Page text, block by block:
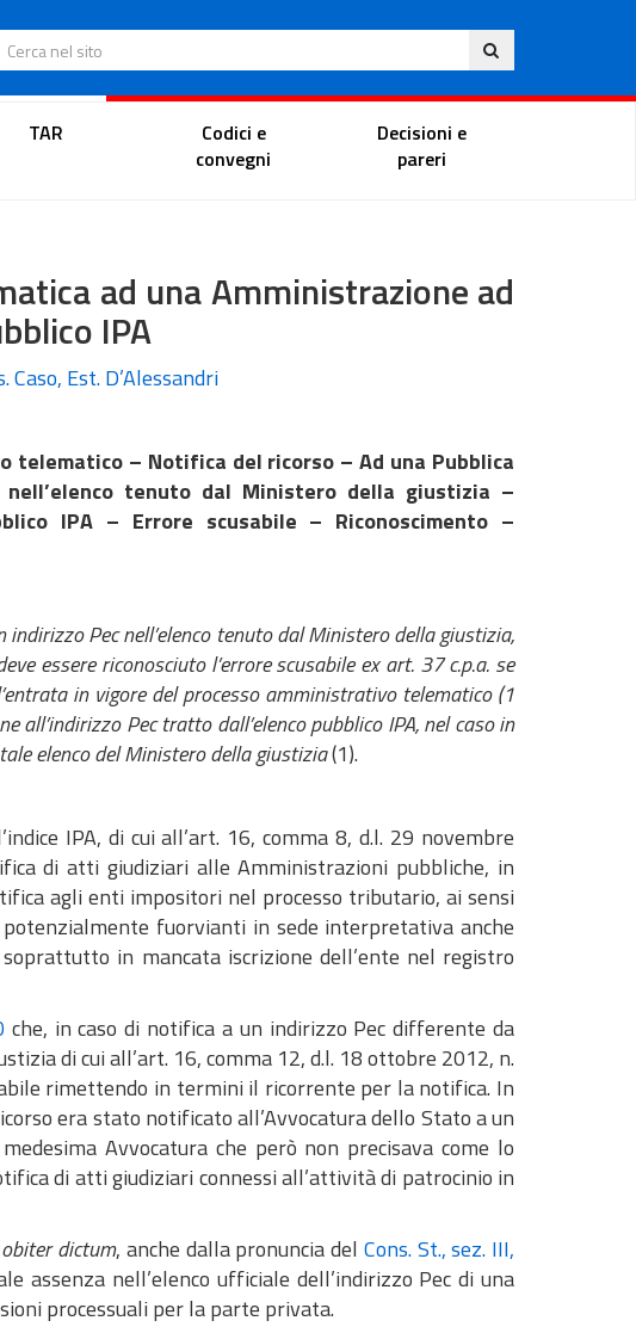
Ita
Cerca nel sito
Portale del magistrato
TAR
Codici e
convegni
Decisioni e
pareri
ad una Amministrazione ad
IPA
Est. D’Alessandri
telematico – Notifica del ricorso – Ad una Pubblica
tenuto dal Ministero della giustizia –
IPA – Errore scusabile – Riconoscimento –
Pec nell’elenco tenuto dal Ministero della giustizia,
essere riconosciuto l’errore scusabile ex art. 37 c.p.a. se
in vigore del processo amministrativo telematico (1
all’indirizzo Pec tratto dall’elenco pubblico IPA, nel caso in
elenco del Ministero della giustizia(1).
IPA, di cui all’art. 16, comma 8, d.l. 29 novembre
di atti giudiziari alle Amministrazioni pubbliche, in
agli enti impositori nel processo tributario, ai sensi
fuorvianti in sede interpretativa anche
in mancata iscrizione dell’ente nel registro
che, in caso di notifica a un indirizzo Pec differente da
di cui all’art. 16, comma 12, d.l. 18 ottobre 2012, n.
rimettendo in termini il ricorrente per la notifica. In
era stato notificato all’Avvocatura dello Stato a un
Avvocatura che però non precisava come lo
di atti giudiziari connessi all’attività di patrocinio in
obiter dictum, anche dalla pronuncia del Cons. St., sez. III,
assenza nell’elenco ufficiale dell’indirizzo Pec di una
processuali per la parte privata.